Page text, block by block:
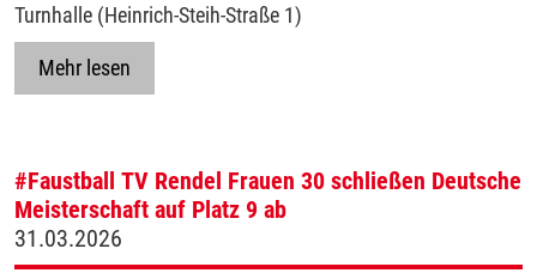
Turnhalle (Heinrich-Steih-Straße 1)
Mehr lesen
#Faustball TV Rendel Frauen 30 schließen Deutsche
Meisterschaft auf Platz 9 ab
31.03.2026